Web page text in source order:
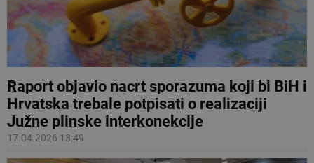
Raport objavio nacrt sporazuma koji bi BiH i
Hrvatska trebale potpisati o realizaciji
Južne plinske interkonekcije
17.04.2026 13:49